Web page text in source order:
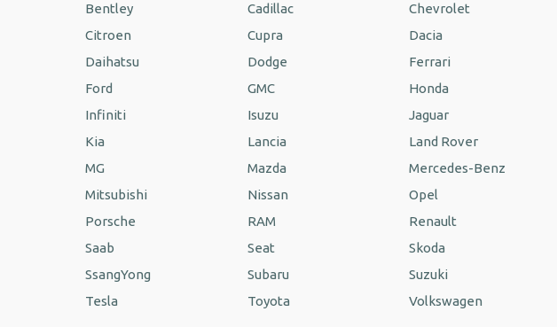
Bentley
Cadillac Chevrolet
Citroen
Cupra Dacia
Daihatsu
Dodge Ferrari
Ford
GMC Honda
Infiniti
Isuzu Jaguar
Kia
Lancia Land Rover
MG
Mazda Mercedes-Benz
Mitsubishi
Nissan Opel
Porsche
RAM Renault
Saab
Seat Skoda
SsangYong
Subaru Suzuki
Tesla
Toyota Volkswagen